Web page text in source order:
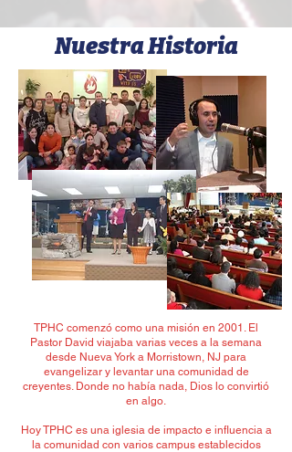
Nuestra Historia
TPHC comenzó como una misión en 2001. El
Pastor David viajaba varias veces a la semana
desde Nueva York a Morristown, NJ para
evangelizar y levantar una comunidad de
creyentes. Donde no había nada, Dios lo convirtió
en algo.
Hoy TPHC es una iglesia de impacto e influencia a
la comunidad con varios campus establecidos